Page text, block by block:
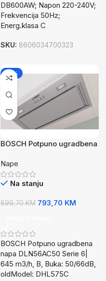
DB600AW; Napon 220-240V;
Frekvencija 50Hz;
Energ.klasa C
SKU: 8606034700323
-12%
BOSCH Potpuno ugradbena
Buka: 50/66dB, oldModel:
DHL575C
Nape
Na stanju
899,70KM 793,70 KM
BOSCH Potpuno ugradbena
napa DLN56AC50 Serie 6|
645 m3/h, B, Buka: 50/66dB,
oldModel: DHL575C